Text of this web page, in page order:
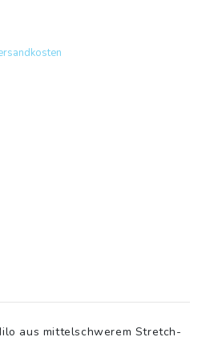
aus mittelschwerem Stretch-